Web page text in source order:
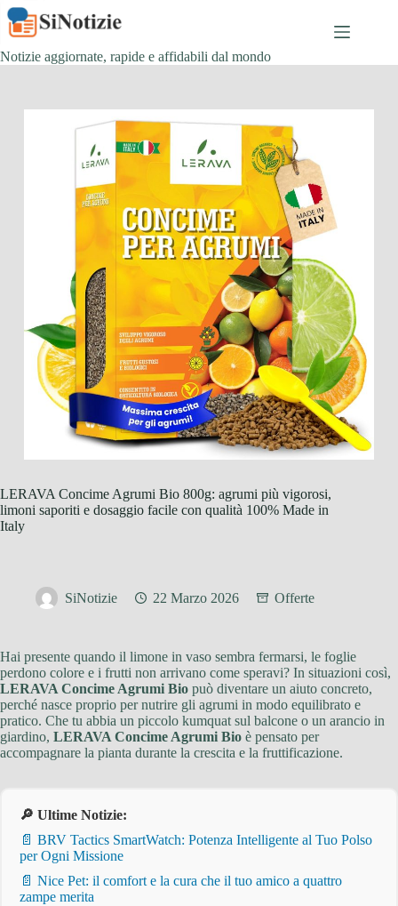
Salta
al
contenuto
Notizie aggiornate, rapide e affidabili dal mondo
LERAVA Concime Agrumi Bio 800g: agrumi più vigorosi,
limoni saporiti e dosaggio facile con qualità 100% Made in
Italy
SiNotizie 22 Marzo 2026 Offerte
Hai presente quando il limone in vaso sembra fermarsi, le foglie
perdono colore e i frutti non arrivano come speravi? In situazioni così,
LERAVA Concime Agrumi Bio può diventare un aiuto concreto,
perché nasce proprio per nutrire gli agrumi in modo equilibrato e
pratico. Che tu abbia un piccolo kumquat sul balcone o un arancio in
giardino, LERAVA Concime Agrumi Bio è pensato per
accompagnare la pianta durante la crescita e la fruttificazione.
🔎 Ultime Notizie:
📄 BRV Tactics SmartWatch: Potenza Intelligente al Tuo Polso
per Ogni Missione
📄 Nice Pet: il comfort e la cura che il tuo amico a quattro
zampe merita